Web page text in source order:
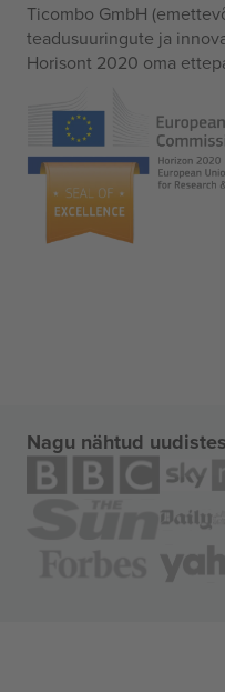
Ticombo GmbH
teadusuuringute ja
Horisont 2020 oma
Nagu nähtud uudistes